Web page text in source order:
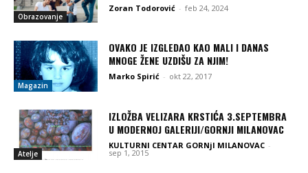
Obrazovanje
Zoran Todorović - feb 24, 2024
Magazin
OVAKO JE IZGLEDAO KAO MALI I DANAS
MNOGE ŽENE UZDIŠU ZA NJIM!
Marko Spirić - okt 22, 2017
Atelje
IZLOŽBA VELIZARA KRSTIĆA 3.SEPTEMBRA
U MODERNOJ GALERIJI/GORNJI MILANOVAC
KULTURNI CENTAR GORNjI MILANOVAC -
sep 1, 2015